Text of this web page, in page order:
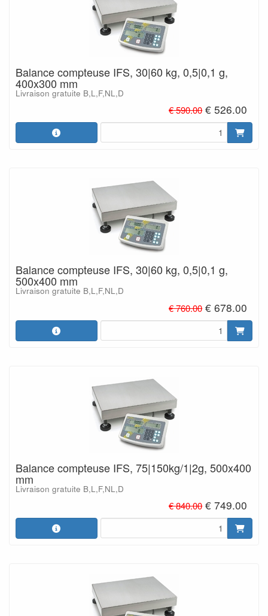
Balance compteuse IFS, 30|60 kg, 0,5|0,1 g,
400x300 mm
Livraison gratuite B,L,F,NL,D
€ 590.00 € 526.00
Balance compteuse IFS, 30|60 kg, 0,5|0,1 g,
500x400 mm
Livraison gratuite B,L,F,NL,D
€ 760.00 € 678.00
Balance compteuse IFS, 75|150kg/1|2g, 500x400
mm
Livraison gratuite B,L,F,NL,D
€ 840.00 € 749.00